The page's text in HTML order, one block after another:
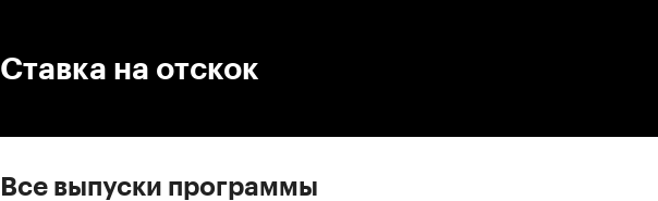
Ставка на отскок
Все выпуски программы